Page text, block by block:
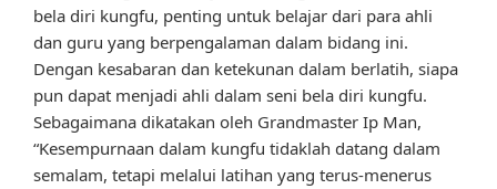
bela diri kungfu, penting untuk belajar dari para ahli
dan guru yang berpengalaman dalam bidang ini.
Dengan kesabaran dan ketekunan dalam berlatih, siapa
pun dapat menjadi ahli dalam seni bela diri kungfu.
Sebagaimana dikatakan oleh Grandmaster Ip Man,
“Kesempurnaan dalam kungfu tidaklah datang dalam
semalam, tetapi melalui latihan yang terus-menerus